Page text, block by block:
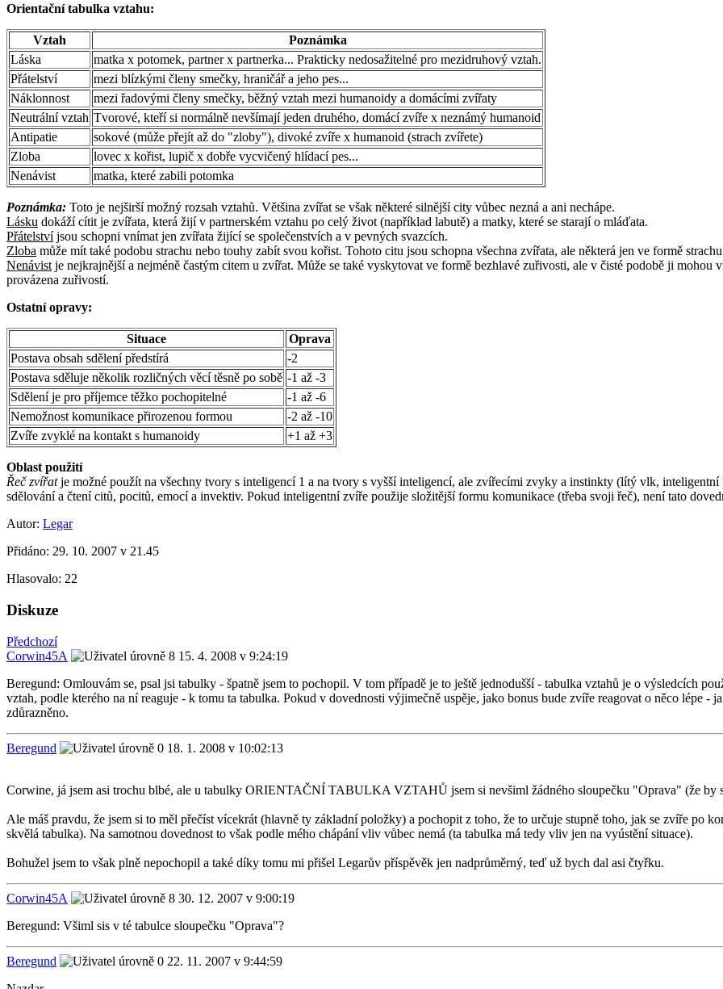
Orientační tabulka vztahu:
Vztah
Poznámka
Láska
matka x potomek, partner x partnerka... Prakticky nedosažitelné pro mezidruhový vztah.
Přátelství
mezi blízkými členy smečky, hraničář a jeho pes...
Náklonnost
mezi řadovými členy smečky, běžný vztah mezi humanoidy a domácími zvířaty
Neutrální vztah Tvorové, kteří si normálně nevšímají jeden druhého, domácí zvíře x neznámý humanoid
Antipatie
sokové (může přejít až do "zloby"), divoké zvíře x humanoid (strach zvířete)
Zloba
lovec x kořist, lupič x dobře vycvičený hlídací pes...
Nenávist
matka, které zabili potomka
Poznámka: Toto je nejširší možný rozsah vztahů. Většina zvířat se však některé silnější city vůbec nezná a ani nechápe.
Lásku dokáží cítit je zvířata, která žijí v partnerském vztahu po celý život (například labutě) a matky, které se starají o mláďata.
Přátelstvíjsou schopni vnímat jen zvířata žijící se společenstvích a v pevných svazcích.
Zloba může mít také podobu strachu nebo touhy zabít svou kořist. Tohoto citu jsou schopna všechna zvířata, ale některá jen ve formě
Nenávist je nejkrajnější a nejméně častým citem u zvířat. Může se také vyskytovat ve formě bezhlavé zuřivosti, ale v čisté podobě ji
provázena zuřivostí.
Ostatní opravy:
Situace
Oprava
Postava obsah sdělení předstírá
-2
Postava sděluje několik rozličných věcí těsně po sobě -1 až -3
Sdělení je pro příjemce těžko pochopitelné
-1 až -6
Nemožnost komunikace přirozenou formou
-2 až -10
Zvíře zvyklé na kontakt s humanoidy
+1 až +3
Oblast použití
Řeč zvířatje možné použít na všechny tvory s inteligencí 1 a na tvory s vyšší inteligencí, ale zvířecími zvyky a instinkty (lítý vlk,
sdělování a čtení citů, pocitů, emocí a invektiv. Pokud inteligentní zvíře použije složitější formu komunikace (třeba svoji řeč), není tato
Autor: Legar
Přidáno: 29. 10. 2007 v 21.45
Hlasovalo: 22
Diskuze
Předchozí
Corwin45A
15. 4. 2008 v 9:24:19
Beregund: Omlouvám se, psal jsi tabulky - špatně jsem to pochopil. V tom případě je to ještě jednodušší - tabulka vztahů je o výsledcích
vztah, podle kterého na ní reaguje - k tomu ta tabulka. Pokud v dovednosti výjimečně uspěje, jako bonus bude zvíře reagovat o něco lépe
zdůrazněno.
Beregund 18. 1. 2008 v 10:02:13
Corwine, já jsem asi trochu blbé, ale u tabulky ORIENTAČNÍ TABULKA VZTAHŮ jsem si nevšiml žádného sloupečku "Oprava" (že by
Ale máš pravdu, že jsem si to měl přečíst vícekrát (hlavně ty základní položky) a pochopit z toho, že to určuje stupně toho, jak se zvíře po
skvělá tabulka). Na samotnou dovednost to však podle mého chápání vliv vůbec nemá (ta tabulka má tedy vliv jen na vyústění situace).
Bohužel jsem to však plně nepochopil a také díky tomu mi přišel Legarův příspěvěk jen nadprůměrný, teď už bych dal asi čtyřku.
Corwin45A
30. 12. 2007 v 9:00:19
Beregund: Všiml sis v té tabulce sloupečku "Oprava"?
Beregund
22. 11. 2007 v 9:44:59